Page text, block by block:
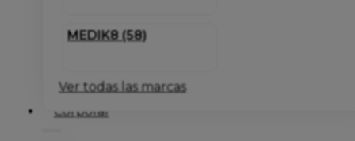
MEDIK8 (58)
Ver todas las marcas
Corporal